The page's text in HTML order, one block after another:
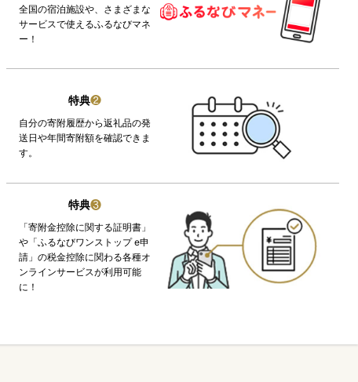
全国の宿泊施設や、さまざまな
サービスで使えるふるなびマネ
ー！
特典❷
自分の寄附履歴から返礼品の発
送日や年間寄附額を確認できま
す。
特典❸
「寄附金控除に関する証明書」
や「ふるなびワンストップ e申
請」の税金控除に関わる各種オ
ンラインサービスが利用可能
に！